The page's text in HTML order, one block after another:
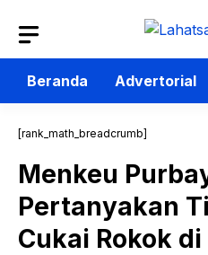
isi
Beranda
Advertorial
[rank_math_breadcrumb]
Menkeu
Pertanyakan
Cukai Rokok